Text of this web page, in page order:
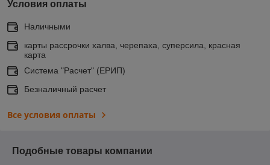
Условия оплаты
Наличными
карты рассрочки халва, черепаха, суперсила, красная
карта
Система "Расчет" (ЕРИП)
Безналичный расчет
Все условия оплаты
Подобные товары компании